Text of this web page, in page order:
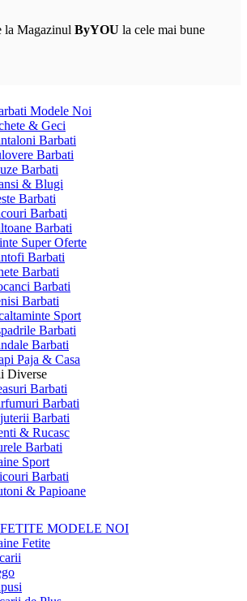
la Magazinul ByYOU la cele mai bune
Modele Noi
& Geci
Barbati
Barbati
Barbati
& Blugi
Barbati
Barbati
Barbati
Super Oferte
Barbati
Barbati
Barbati
Barbati
Sport
Barbati
Barbati
Paja & Casa
Diverse
Barbati
Barbati
Barbati
& Rucasc
Barbati
Sport
Barbati
& Papioane
MODELE NOI
Fetite